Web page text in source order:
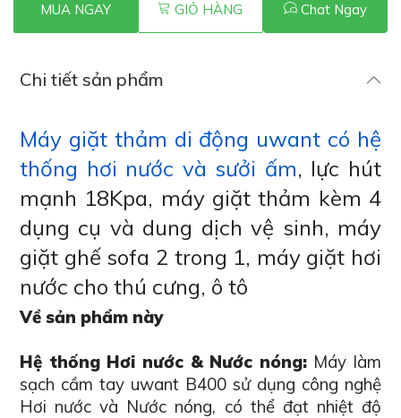
MUA NGAY GIỎ HÀNG Chat Ngay
Chi tiết sản phẩm
Máy giặt thảm di động uwant có hệ
thống hơi nước và sưởi ấm, lực hút
mạnh 18Kpa, máy giặt thảm kèm 4
dụng cụ và dung dịch vệ sinh, máy
giặt ghế sofa 2 trong 1, máy giặt hơi
nước cho thú cưng, ô tô
Về sản phẩm này
Hệ thống Hơi nước & Nước nóng:Máy làm
sạch cầm tay uwant B400 sử dụng công nghệ
Hơi nước và Nước nóng, có thể đạt nhiệt độ